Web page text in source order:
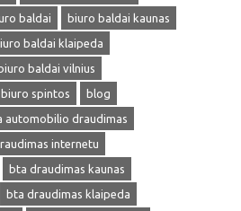
baldai
biuro baldai kaunas
baldai klaipeda
biuro baldai vilnius
biuro spintos
blog
automobilio draudimas
internetu
bta draudimas kaunas
bta draudimas klaipeda